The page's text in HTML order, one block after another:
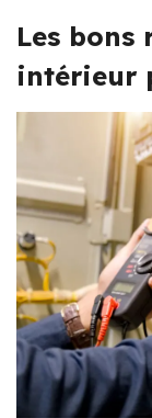
Les bons
intérieur